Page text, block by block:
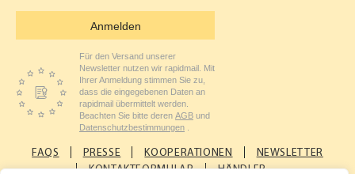
Anmelden
Für den Versand unserer
Newsletter nutzen wir rapidmail. Mit
Ihrer Anmeldung stimmen Sie zu,
dass die eingegebenen Daten an
rapidmail übermittelt werden.
Beachten Sie bitte deren AGB und
Datenschutzbestimmungen
FAQS PRESSE KOOPERATIONEN
NEWSLETTER
KONTAKTFORMULAR
HÄNDLER